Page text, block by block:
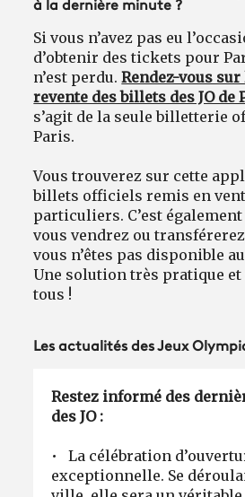
à la dernière minute ?
Si vous n’avez pas eu
d’obtenir des tickets pour
n’est perdu.Rendez-vous
revente des billets des JO de
s’agit de la seule billetterie
Paris.
Vous trouverez sur cette
billets officiels remis en
particuliers. C’est
vous vendrez ou
vous n’êtes pas disponible
Une solution très pratique
tous !
Les actualités des Jeux
Restez informé des
des JO :
• La célébration
exceptionnelle. Se